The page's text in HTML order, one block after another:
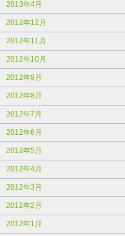
2013年4月
2012年12月
2012年11月
2012年10月
2012年9月
2012年8月
2012年7月
2012年6月
2012年5月
2012年4月
2012年3月
2012年2月
2012年1月